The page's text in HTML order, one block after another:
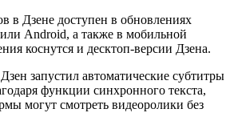
в Дзене доступен в обновлениях
Android, а также в мобильной
коснутся и десктоп-версии Дзена.
запустил автоматические субтитры
функции синхронного текста,
могут смотреть видеоролики без